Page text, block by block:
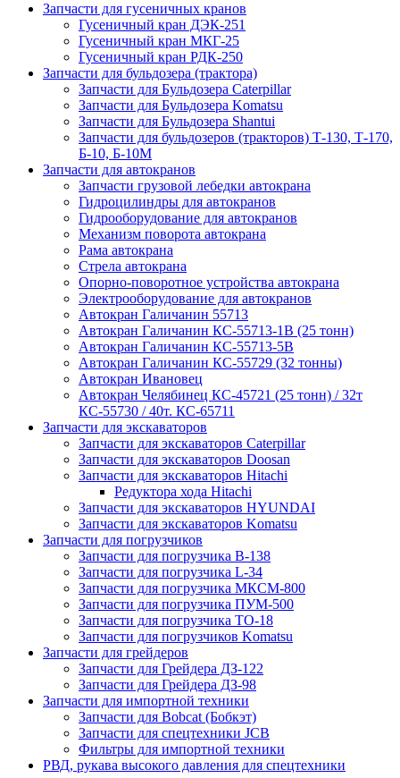
Запчасти для гусеничных кранов
Гусеничный кран ДЭК-251
Гусеничный кран МКГ-25
Гусеничный кран РДК-250
Запчасти для бульдозера (трактора)
Запчасти для Бульдозера Caterpillar
Запчасти для Бульдозера Komatsu
Запчасти для Бульдозера Shantui
Запчасти для бульдозеров (тракторов) Т-130, Т-170,
Б-10, Б-10М
Запчасти для автокранов
Запчасти грузовой лебедки автокрана
Гидроцилиндры для автокранов
Гидрооборудование для автокранов
Механизм поворота автокрана
Рама автокрана
Стрела автокрана
Опорно-поворотное устройства автокрана
Электрооборудование для автокранов
Автокран Галичанин 55713
Автокран Галичанин КС-55713-1В (25 тонн)
Автокран Галичанин КС-55713-5В
Автокран Галичанин КС-55729 (32 тонны)
Автокран Ивановец
Автокран Челябинец КС-45721 (25 тонн) / 32т
КС-55730 / 40т. КС-65711
Запчасти для экскаваторов
Запчасти для экскаваторов Caterpillar
Запчасти для экскаваторов Doosan
Запчасти для экскаваторов Hitachi
Редуктора хода Hitachi
Запчасти для экскаваторов HYUNDAI
Запчасти для экскаваторов Komatsu
Запчасти для погрузчиков
Запчасти для погрузчика B-138
Запчасти для погрузчика L-34
Запчасти для погрузчика МКСМ-800
Запчасти для погрузчика ПУМ-500
Запчасти для погрузчика ТО-18
Запчасти для погрузчиков Komatsu
Запчасти для грейдеров
Запчасти для Грейдера ДЗ-122
Запчасти для Грейдера ДЗ-98
Запчасти для импортной техники
Запчасти для Bobcat (Бобкэт)
Запчасти для спецтехники JCB
Фильтры для импортной техники
РВД, рукава высокого давления для спецтехники